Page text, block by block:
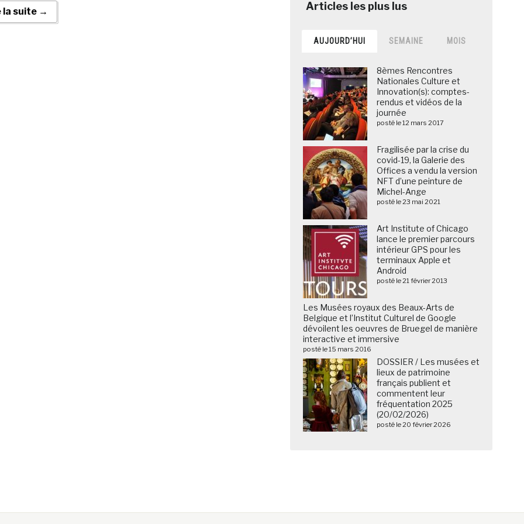
la suite →
AUJOURD’HUI SEMAINE MOIS
8èmes Rencontres
Nationales Culture et
Innovation(s): comptes-
rendus et vidéos de la
journée
posté le 12 mars 2017
Fragilisée par la crise du
covid-19, la Galerie des
Offices a vendu la version
NFT d’une peinture de
Michel-Ange
posté le 23 mai 2021
Art Institute of Chicago
lance le premier parcours
intérieur GPS pour les
terminaux Apple et
Android
posté le 21 février 2013
Les Musées royaux des Beaux-Arts de
Belgique et l’Institut Culturel de Google
dévoilent les oeuvres de Bruegel de manière
interactive et immersive
posté le 15 mars 2016
DOSSIER / Les musées et
lieux de patrimoine
français publient et
commentent leur
fréquentation 2025
(20/02/2026)
posté le 20 février 2026